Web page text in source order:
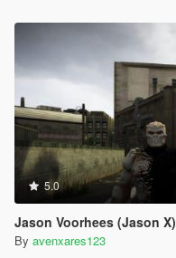
5.0
Jason Voorhees (Jason X)
By avenxares123